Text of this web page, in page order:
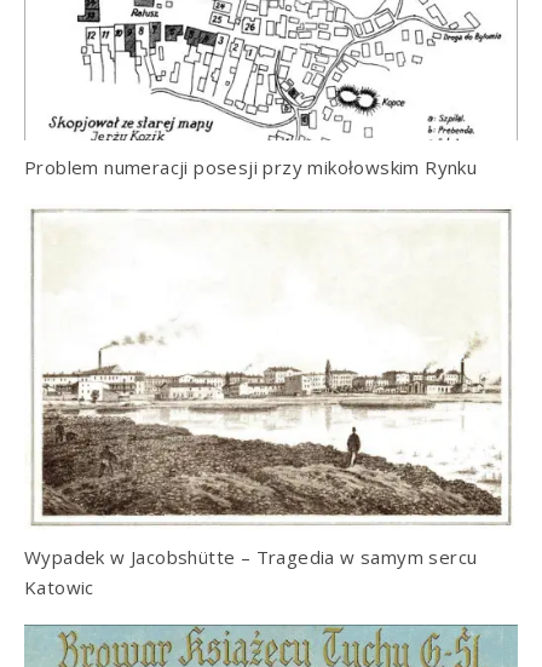
Problem numeracji posesji przy mikołowskim Rynku
Wypadek w Jacobshütte – Tragedia w samym sercu
Katowic